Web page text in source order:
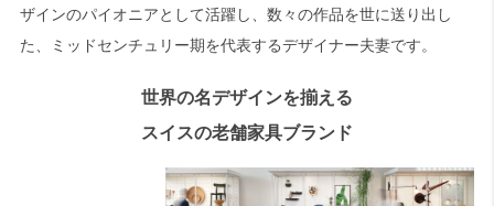
ザインのパイオニアとして活躍し、数々の作品を世に送り出し
た、ミッドセンチュリー期を代表するデザイナー夫妻です。
世界の名デザインを揃える
スイスの老舗家具ブランド